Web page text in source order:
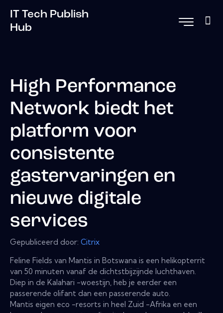
IT Tech Publish
Hub
High Performance
Network biedt het
platform voor
consistente
gastervaringen en
nieuwe digitale
services
Gepubliceerd door: Citrix
Feline Fields van Mantis in Botswana is een helikopterrit
van 50 minuten vanaf de dichtstbijzijnde luchthaven.
Diep in de Kalahari -woestijn, heb je eerder een
passerende olifant dan een passerende auto.
Mantis eigen eco -resorts in heel Zuid -Afrika en een